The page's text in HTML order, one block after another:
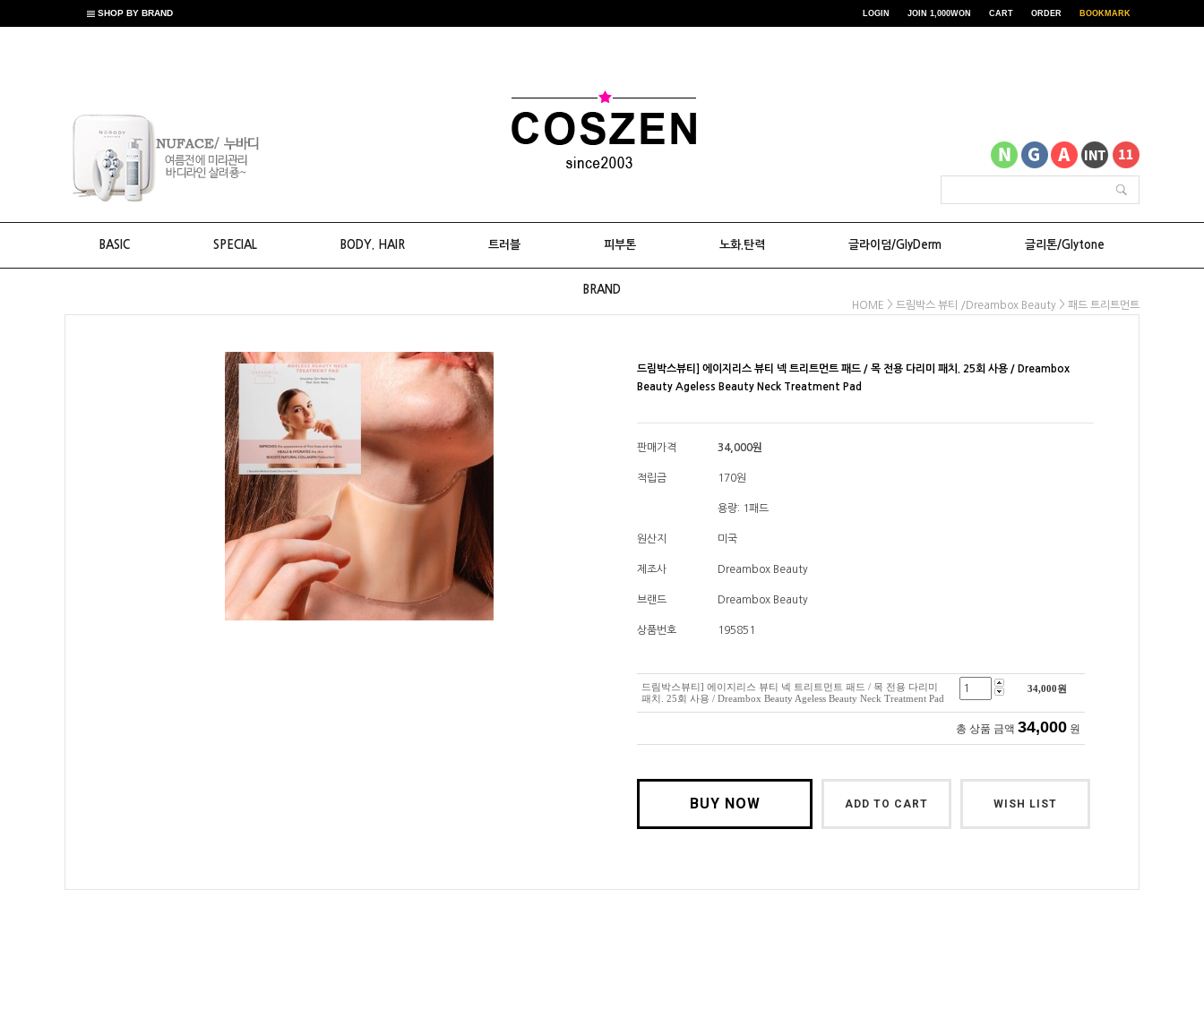
SHOP BY BRAND LOGIN JOIN 1,000WON CART ORDER BOOKMARK
BASIC SPECIAL BODY. HAIR 트러블 피부톤 노화.탄력 글라이덤/GlyDerm 글리톤/Glytone
BRAND
HOME > 드림박스 뷰티 /Dreambox Beauty > 패드 트리트먼트
드림박스뷰티] 에이지리스 뷰티 넥 트리트먼트 패드 / 목 전용 다리미 패치. 25회 사용 / Dreambox
Beauty Ageless Beauty Neck Treatment Pad
판매가격 34,000원
적립금 170원
용량: 1패드
원산지 미국
제조사 Dreambox Beauty
브랜드 Dreambox Beauty
상품번호 195851
드림박스뷰티] 에이지리스 뷰티 넥 트리트먼트 패드 / 목 전용 다리미
패치. 25회 사용 / Dreambox Beauty Ageless Beauty Neck Treatment Pad
34,000원
총 상품 금액 34,000 원
BUY NOW ADD TO CART WISH LIST